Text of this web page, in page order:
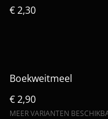
€ 2,30
Boekweitmeel
€ 2,90
MEER VARIANTEN